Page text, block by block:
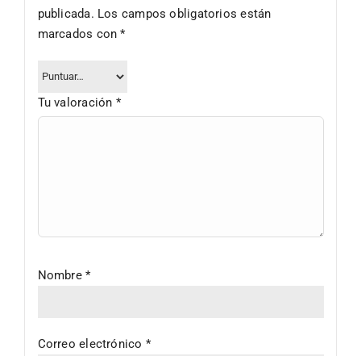
publicada. Los campos obligatorios están
marcados con*
Tu valoración *
Nombre*
Correo electrónico *